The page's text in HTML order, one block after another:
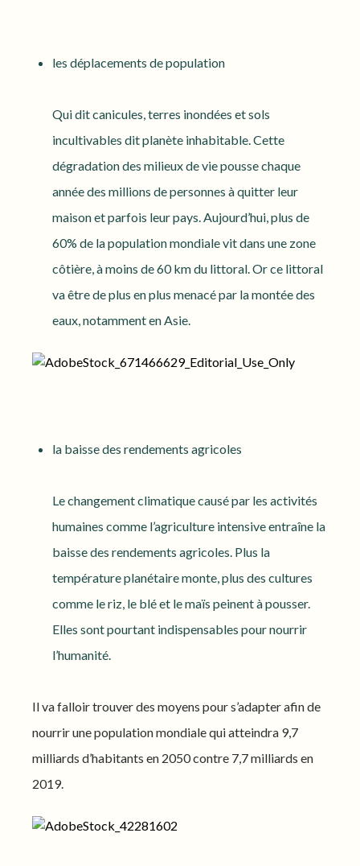
les déplacements de population
Qui dit canicules, terres inondées et sols
incultivables dit planète inhabitable. Cette
dégradation des milieux de vie pousse chaque
année des millions de personnes à quitter leur
maison et parfois leur pays. Aujourd’hui, plus de
60% de la population mondiale vit dans une zone
côtière, à moins de 60 km du littoral. Or ce littoral
va être de plus en plus menacé par la montée des
eaux, notamment en Asie.
la baisse des rendements agricoles
Le changement climatique causé par les activités
humaines comme l’agriculture intensive entraîne la
baisse des rendements agricoles. Plus la
température planétaire monte, plus des cultures
comme le riz, le blé et le maïs peinent à pousser.
Elles sont pourtant indispensables pour nourrir
l’humanité.
Il va falloir trouver des moyens pour s’adapter afin de
nourrir une population mondiale qui atteindra 9,7
milliards d’habitants en 2050 contre 7,7 milliards en
2019.